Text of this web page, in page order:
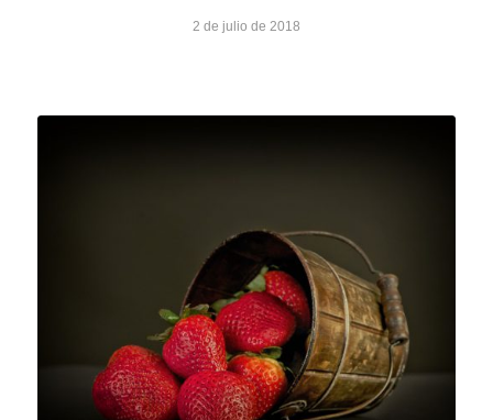
2 de julio de 2018